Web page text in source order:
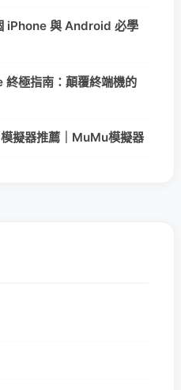
iPhone 與 Android 必學
極指南：顛覆終端機的
擬器推薦｜MuMu模擬器